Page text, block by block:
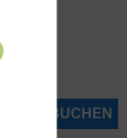
JETZT BUCHEN